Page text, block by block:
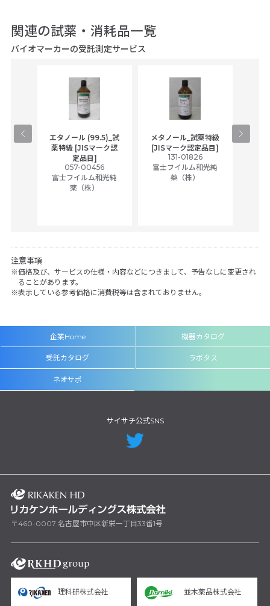
関連の試薬・消耗品一覧
バイオマーカーの受託測定サービス
エタノール (99.5)_試
薬特級 [JISマーク認
定品目]
057-00456
富士フイルム和光純
薬（株）
メタノール_試薬特級
[JISマーク認定品目]
131-01826
富士フイルム和光純
薬（株）
注意事項
価格及び、サービスの仕様・内容などにつきまして、予告なしに変更され
ることがあります。
表示している参考価格に消費税等は含まれておりません。
企業Home 機器カタログ
受託カタログ ラボタス
ネオサポ
サイサチ公式SNS
〒460-0007 名古屋市中区新栄一丁目33番1号
理科研株式会社 並木薬品株式会社